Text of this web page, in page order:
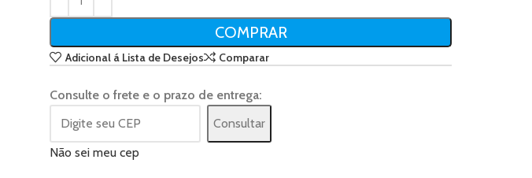
COMPRAR
Adicional á Lista de Desejos Comparar
Consulte o frete e o prazo de entrega:
Consultar
Não sei meu cep